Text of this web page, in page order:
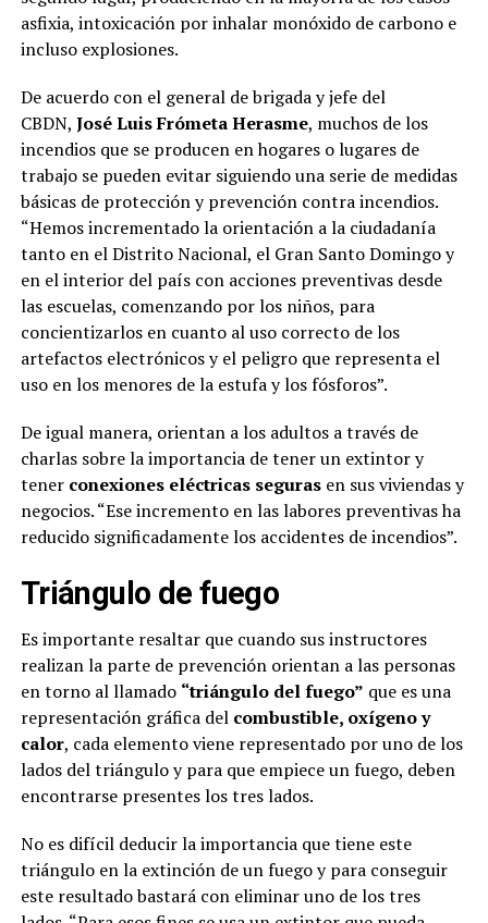
asfixia, intoxicación por inhalar monóxido de carbono e
incluso explosiones.
De acuerdo con el general de brigada y jefe del
CBDN, José Luis Frómeta Herasme, muchos de los
incendios que se producen en hogares o lugares de
trabajo se pueden evitar siguiendo una serie de medidas
básicas de protección y prevención contra incendios.
“Hemos incrementado la orientación a la ciudadanía
tanto en el Distrito Nacional, el Gran Santo Domingo y
en el interior del país con acciones preventivas desde
las escuelas, comenzando por los niños, para
concientizarlos en cuanto al uso correcto de los
artefactos electrónicos y el peligro que representa el
uso en los menores de la estufa y los fósforos”.
De igual manera, orientan a los adultos a través de
charlas sobre la importancia de tener un extintor y
tener conexiones eléctricas segurasen sus viviendas y
negocios. “Ese incremento en las labores preventivas ha
reducido significadamente los accidentes de incendios”.
Triángulo de fuego
Es importante resaltar que cuando sus instructores
realizan la parte de prevención orientan a las personas
en torno al llamado “triángulo del fuego” que es una
representación gráfica del combustible, oxígeno y
calor, cada elemento viene representado por uno de los
lados del triángulo y para que empiece un fuego, deben
encontrarse presentes los tres lados.
No es difícil deducir la importancia que tiene este
triángulo en la extinción de un fuego y para conseguir
este resultado bastará con eliminar uno de los tres